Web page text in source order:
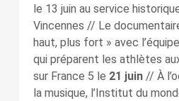
le 13 juin au service
Vincennes // Le
haut, plus fort » avec
qui préparent les athlètes
sur France 5 le 21 juin// À
la musique, l’Institut du